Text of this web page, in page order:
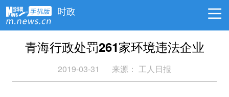
时政
青海行政处罚261家环境违法企业
2019-03-31 来源： 工人日报